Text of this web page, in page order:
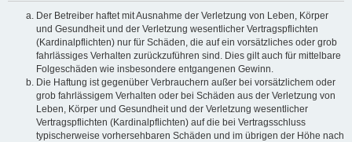
Der Betreiber haftet mit Ausnahme der Verletzung von Leben, Körper
und Gesundheit und der Verletzung wesentlicher Vertragspflichten
(Kardinalpflichten) nur für Schäden, die auf ein vorsätzliches oder grob
fahrlässiges Verhalten zurückzuführen sind. Dies gilt auch für mittelbare
Folgeschäden wie insbesondere entgangenen Gewinn.
Die Haftung ist gegenüber Verbrauchern außer bei vorsätzlichem oder
grob fahrlässigem Verhalten oder bei Schäden aus der Verletzung von
Leben, Körper und Gesundheit und der Verletzung wesentlicher
Vertragspflichten (Kardinalpflichten) auf die bei Vertragsschluss
typischerweise vorhersehbaren Schäden und im übrigen der Höhe nach